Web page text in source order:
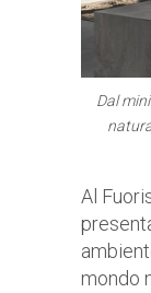
Dal
Al
mondo